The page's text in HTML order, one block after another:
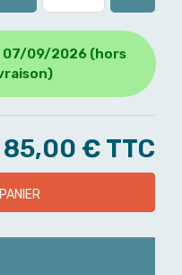
07/09/2026 (hors
85,00 € TTC